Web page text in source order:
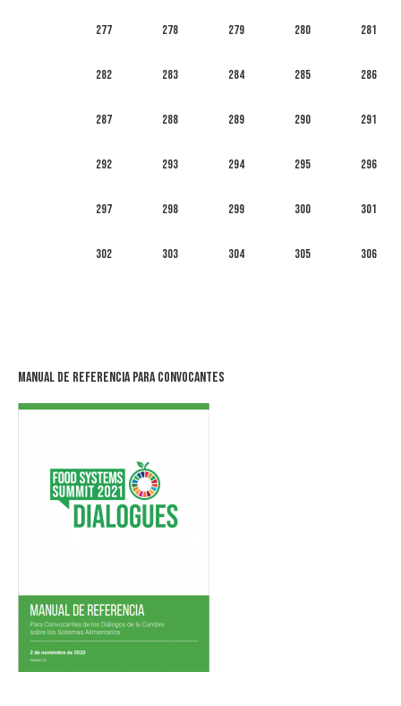
277 278 279 280 281
282 283 284 285 286
287 288 289 290 291
292 293 294 295 296
297 298 299 300 301
302 303 304 305 306
Manual de Referencia para Convocantes